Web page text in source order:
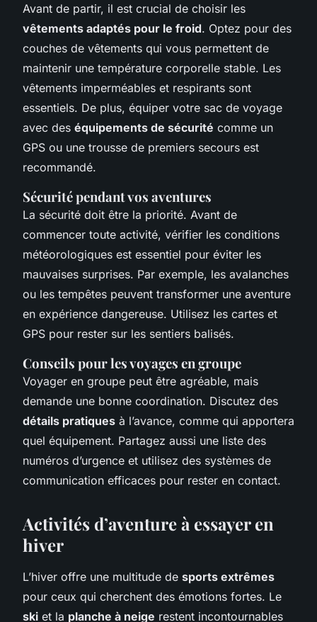
Avant de partir, il est crucial de choisir les
vêtements adaptés pour le froid. Optez pour des
couches de vêtements qui vous permettent de
maintenir une température corporelle stable. Les
vêtements imperméables et respirants sont
essentiels. De plus, équiper votre sac de voyage
avec des équipements de sécurité comme un
GPS ou une trousse de premiers secours est
recommandé.
Sécurité pendant vos aventures
La sécurité doit être la priorité. Avant de
commencer toute activité, vérifier les conditions
météorologiques est essentiel pour éviter les
mauvaises surprises. Par exemple, les avalanches
ou les tempêtes peuvent transformer une aventure
en expérience dangereuse. Utilisez les cartes et
GPS pour rester sur les sentiers balisés.
Conseils pour les voyages en groupe
Voyager en groupe peut être agréable, mais
demande une bonne coordination. Discutez des
détails pratiques à l’avance, comme qui apportera
quel équipement. Partagez aussi une liste des
numéros d’urgence et utilisez des systèmes de
communication efficaces pour rester en contact.
Activités d’aventure à essayer en
hiver
L’hiver offre une multitude de sports extrêmes
pour ceux qui cherchent des émotions fortes. Le
ski et la planche à neige restent incontournables